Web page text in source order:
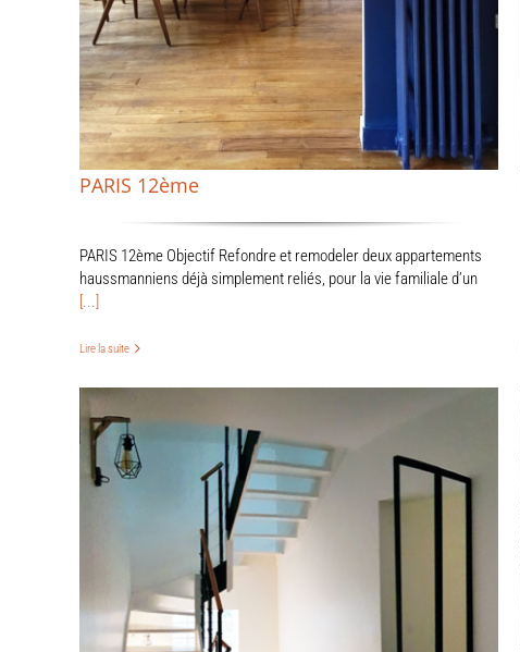
PARIS 12ème
PARIS 12ème Objectif Refondre et remodeler deux appartements
haussmanniens déjà simplement reliés, pour la vie familiale d’un
[...]
Lire la suite